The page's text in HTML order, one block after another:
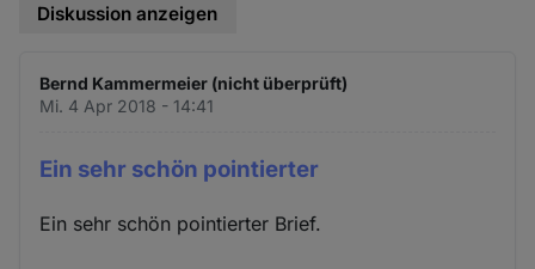
Diskussion anzeigen
Bernd Kammermeier (nicht überprüft)
Mi. 4 Apr 2018 - 14:41
Ein sehr schön pointierter
Ein sehr schön pointierter Brief.